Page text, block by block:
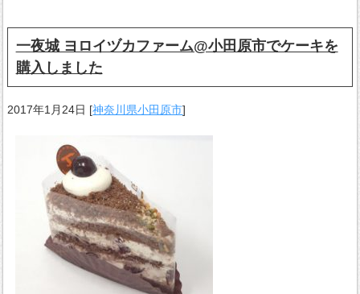
一夜城 ヨロイヅカファーム@小田原市でケーキを
購入しました
2017年1月24日 [神奈川県小田原市]